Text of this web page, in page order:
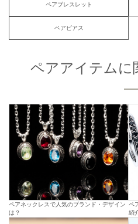
ペアブレスレット
ペアピアス
ペアアイテムに
ペアネックレスで人気のブランド・デザイン
は？
ペ
紹